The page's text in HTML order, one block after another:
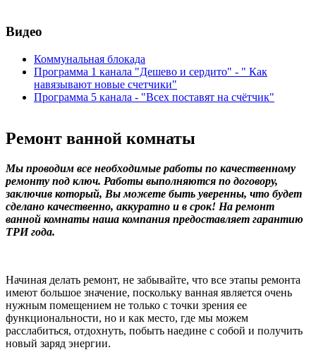
Видео
Коммунальная блокада
Программа 1 канала "Дешево и сердито" - " Как
навязывают новые счетчики"
Программа 5 канала - "Всех поставят на счётчик"
Ремонт ванной комнаты
Мы проводим все необходимые работы по качественному
ремонту под ключ. Работы выполняются по договору,
заключив который, Вы можете быть уверенны, что будет
сделано качественно, аккуратно и в срок! На ремонт
ванной комнаты наша компания предоставляет гарантию
ТРИ года.
Начиная делать ремонт, не забывайте, что все этапы ремонта
имеют большое значение, поскольку ванная является очень
нужным помещением не только с точки зрения ее
функциональности, но и как место, где мы можем
расслабиться, отдохнуть, побыть наедине с собой и получить
новый заряд энергии.